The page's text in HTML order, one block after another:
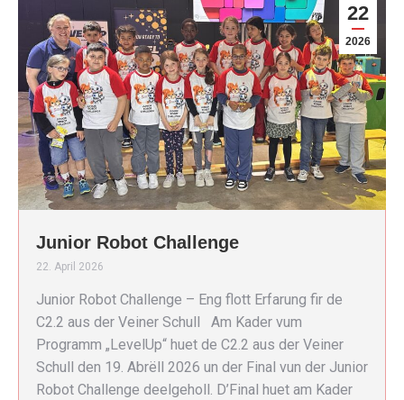
22
2026
Junior Robot Challenge
22. April 2026
Junior Robot Challenge – Eng flott Erfarung fir de
C2.2 aus der Veiner Schull Am Kader vum
Programm „LevelUp“ huet de C2.2 aus der Veiner
Schull den 19. Abrëll 2026 un der Final vun der Junior
Robot Challenge deelgeholl. D’Final huet am Kader